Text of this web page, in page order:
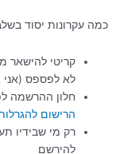
כמה עקרונות יסוד
קריטי להישאר
לא לפספס (אני
חלון ההרשמה לפרויקט אורך
הרישום
רק מי שבידיו
להירשם